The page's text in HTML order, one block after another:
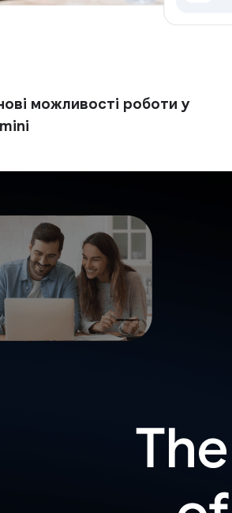
можливості роботи у